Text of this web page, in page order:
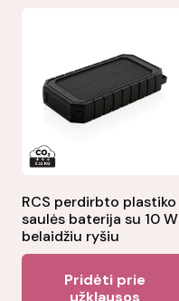
RCS perdirbto plastiko
saulės baterija su 10 W
belaidžiu ryšiu
Pridėti prie
užklausos